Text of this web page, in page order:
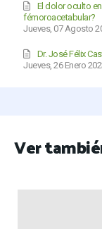
Jueves, 07 Agosto
El dolor oculto
fémoroacetabular?
Jueves, 26 Enero
Dr. José Félix
Ver